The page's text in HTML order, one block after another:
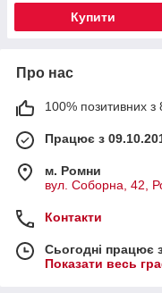
Купити
Про нас
100% позитивних з
Працює з
м. Ромни
вул. Соборна, 42,
Контакти
Сьогодні працює
Показати весь